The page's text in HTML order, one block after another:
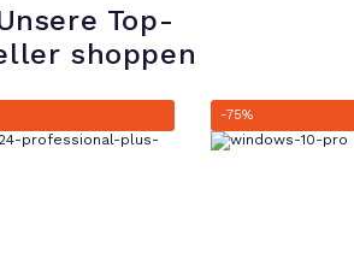
Top-
shoppen
-75%